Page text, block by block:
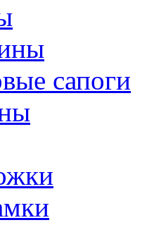
сапоги